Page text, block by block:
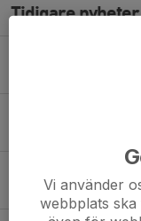
Tidigare nyheter
PM och
Dags för
15 aug 2021
Vi använder
webbplats